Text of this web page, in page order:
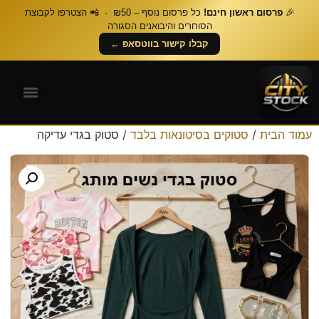
🎉פרסום ראשון חינם!
כל פרסום נוסף – ₪50 · 📲 הצטרפו לקבוצת
הסוחרים והיבואנים הסגורה
קבלו קישור בווטסאפ ←
עמוד הבית / סטוקים בסיטונאות בלבד / סטוק בגדי עדיקה